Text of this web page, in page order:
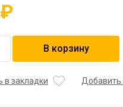
₽
В корзину
в закладки Добавить